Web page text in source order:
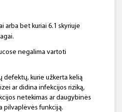
arba bet kuriai 6.1 skyriuje
negalima vartoti
kurie užkerta kelią
ar didina infekcijos riziką,
netekimas ar daugybinės
pilvaplėvės funkciją.